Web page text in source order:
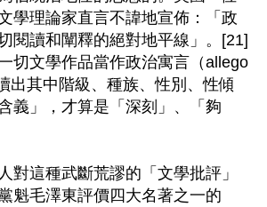
學理論家直言不諱地宣佈：「政
閱讀和闡釋的絕對地平線」。[21]
切文學作品當作政治寓言（allego
出其中階級、種族、性別、性傾
義」，才算是「深刻」、「夠
對這種武斷荒謬的「文學批評」
魁毛澤東評價四大名著之一的